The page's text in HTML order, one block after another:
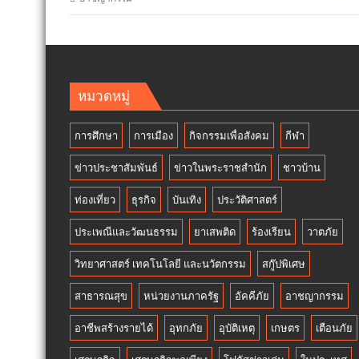
หมวดหมู่
การศึกษา การเมือง กิจกรรมเพื่อสังคม กีฬา
ข่าวประชาสัมพันธ์ ข่าวในพระราชสำนัก ชาวบ้าน
ท่องเที่ยว ธุรกิจ บันเทิง ประวัติศาสตร์
ประเพณีและวัฒนธรรม ยาเสพติด ร้องเรียน วาตภัย
วิทยาศาสตร์ เทคโนโลยี และนวัตกรรม สกู๊ปพิเศษ
สาธารณสุข หน่วยงานภาครัฐ อัคคีภัย อาชญากรรม
อาชีพสร้างรายได้ อุทกภัย อุบัติเหตุ เกษตร เตือนภัย